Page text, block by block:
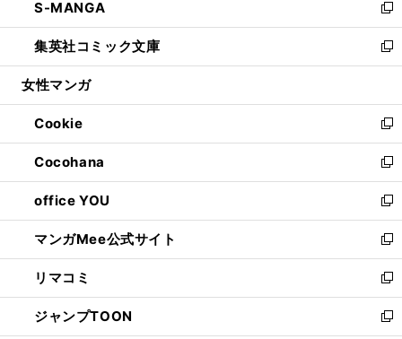
く
で
開
く
ド
ウ
で
開
ィ
ン
ド
ウ
開
く
い
ウ
ィ
ン
ウ
で
開
く
S-MANGA
新
し
い
ウ
ン
ド
ウ
で
開
く
集英社コミック文庫
新
し
ウ
ィ
ン
ド
ウ
で
開
く
女性マンガ
Cookie
新
し
い
ウ
ィ
ン
ド
ウ
で
開
く
Cocohana
新
し
い
ウ
ィ
ン
ド
ウ
で
開
office YOU
新
し
い
ウ
ィ
ン
ド
マンガMee公式サイト
新
し
い
ウ
ィ
リマコミ
新
し
い
ジャンプTOON
新